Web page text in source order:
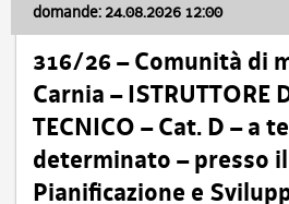
domande: 24.08.2026 12:00
316/26 – Comunità di
Carnia – ISTRUTTORE
TECNICO – Cat. D – a
determinato – presso
Pianificazione e